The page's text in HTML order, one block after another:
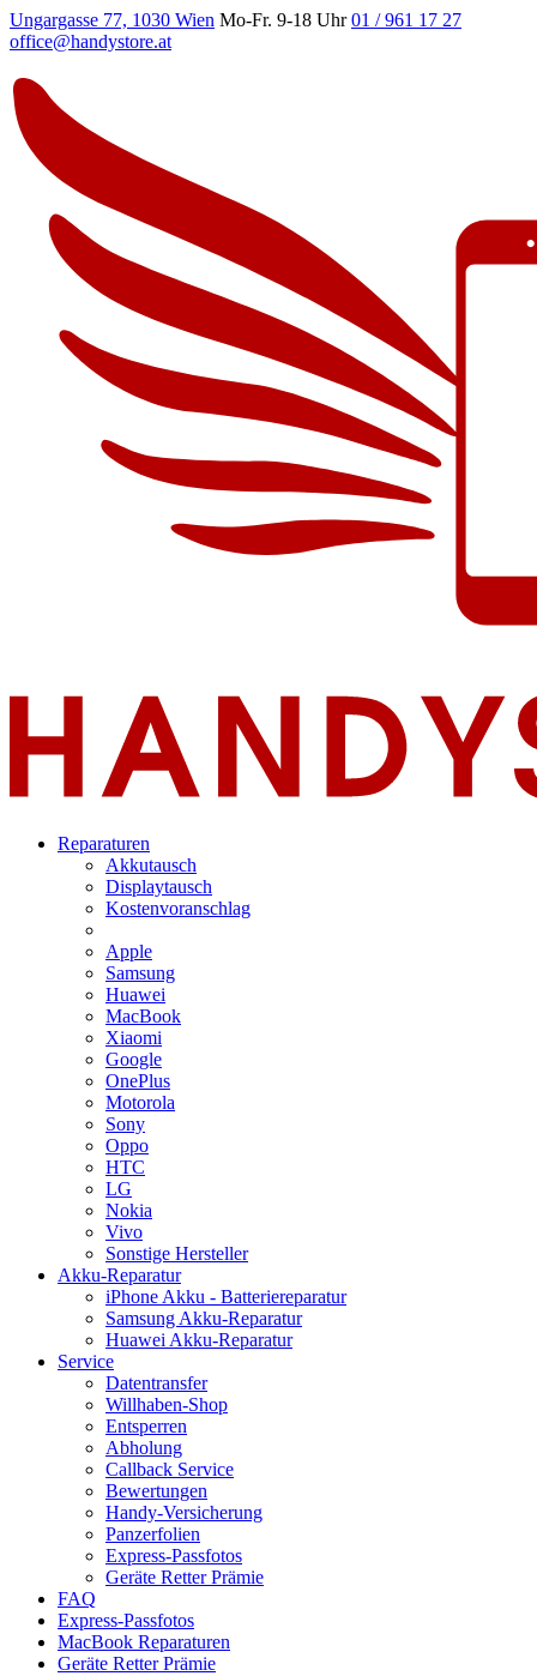
Ungargasse 77, 1030 Wien Mo-Fr. 9-18 Uhr 01 / 961 17 27
office@handystore.at
Reparaturen
Akkutausch
Displaytausch
Kostenvoranschlag
Apple
Samsung
Huawei
MacBook
Xiaomi
Google
OnePlus
Motorola
Sony
Oppo
HTC
LG
Nokia
Vivo
Sonstige Hersteller
Akku-Reparatur
iPhone Akku - Batteriereparatur
Samsung Akku-Reparatur
Huawei Akku-Reparatur
Service
Datentransfer
Willhaben-Shop
Entsperren
Abholung
Callback Service
Bewertungen
Handy-Versicherung
Panzerfolien
Express-Passfotos
Geräte Retter Prämie
FAQ
Express-Passfotos
MacBook Reparaturen
Geräte Retter Prämie